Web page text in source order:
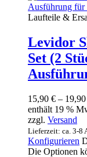
Laufteile &
Levidor
Set (2
15,90 € – 19,90
enthält 19 %
zzgl. Versand
Lieferzeit: ca. 3-8
Konfigurieren
Die Optionen